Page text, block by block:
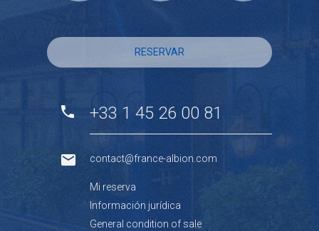
RESERVAR
+33 1 45 26 00 81
contact@france-albion.com
Mi reserva
Información jurídica
General condition of sale